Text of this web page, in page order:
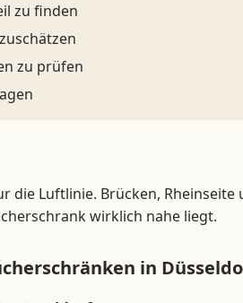
zu finden
zu prüfen
die Luftlinie. Brücken, Rheinseite
wirklich nahe liegt.
in